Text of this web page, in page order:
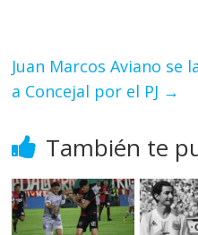
Juan Marcos Aviano se
a Concejal por el PJ →
También te